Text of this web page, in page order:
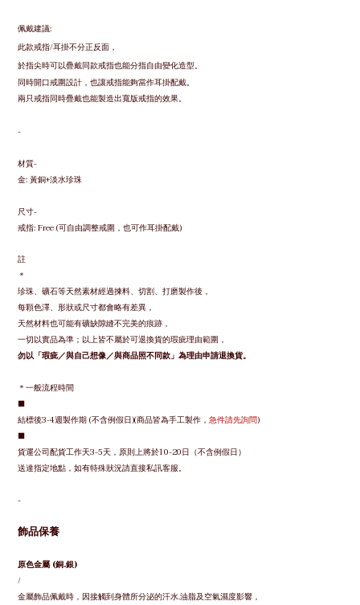
佩戴建議:
此款戒指/耳掛不分正反面，
於指尖時可以疊戴同款戒指也能分指自由變化造型。
同時開口戒圍設計，也讓戒指能夠當作耳掛配戴。
兩只戒指同時疊戴也能製造出寬版戒指的效果。
-
材質-
金: 黃銅+淡水珍珠
尺寸-
戒指: Free (可自由調整戒圍，也可作耳掛配戴)
註
＊
珍珠、礦石等天然素材經過揀料、切割、打磨製作後，
每顆色澤、形狀或尺寸都會略有差異，
天然材料也可能有礦缺隙縫不完美的痕跡，
一切以實品為準； 以上皆不屬於可退換貨的瑕疵理由範圍，
勿以「瑕疵／與自己想像／與商品照不同款」為理由申請退換貨。
＊一般流程時間
■
結標後3-4週製作期 (不含例假日)(商品皆為手工製作， 急件請先詢問)
■
貨運公司配貨工作天3-5天， 原則上將於10-20日（不含例假日）
送達指定地點， 如有特殊狀況請直接私訊客服。
-
飾品保養
原色金屬 (銅.銀)
/
金屬飾品佩戴時，因接觸到身體所分泌的汗水.油脂及空氣濕度影響，